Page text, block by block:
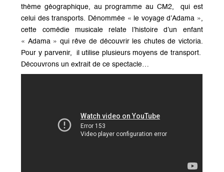
thème géographique, au programme au CM2, qui est
celui des transports. Dénommée « le voyage d’Adama »,
cette comédie musicale relate l’histoire d’un enfant
« Adama » qui rêve de découvrir les chutes de victoria.
Pour y parvenir, il utilise plusieurs moyens de transport.
Découvrons un extrait de ce spectacle…